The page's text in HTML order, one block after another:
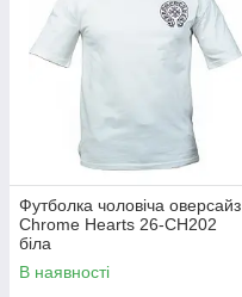
Футболка чоловіча оверсайз
Chrome Hearts 26-CH202
біла
В наявності